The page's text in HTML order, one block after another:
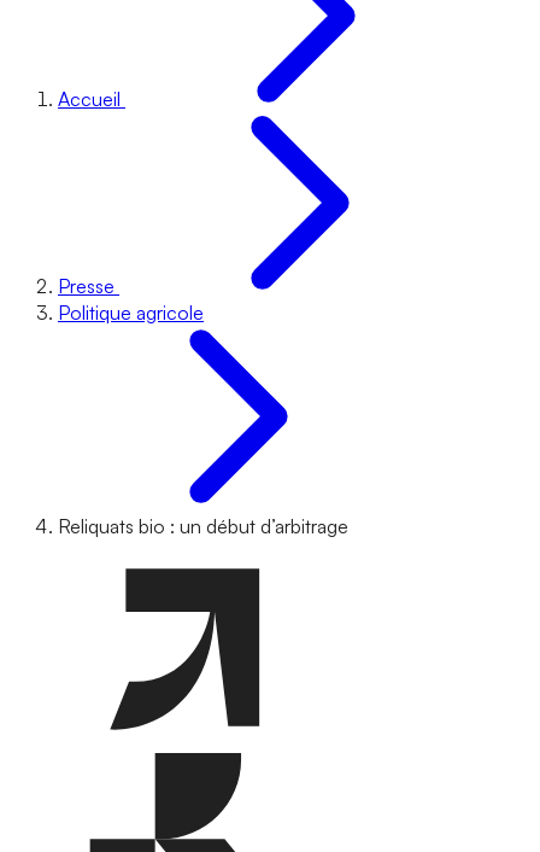
Accueil
Presse
Politique agricole
Reliquats bio : un début d’arbitrage